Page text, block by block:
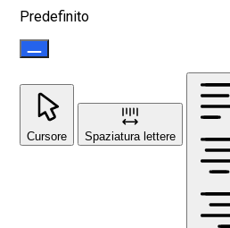
Predefinito
Cursore Spaziatura lettere